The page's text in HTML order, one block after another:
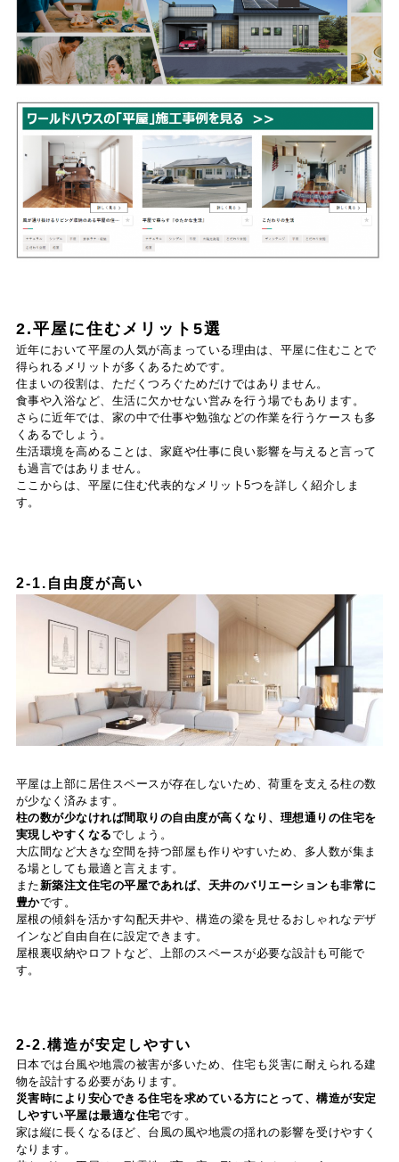
2.平屋に住むメリット5選
近年において平屋の人気が高まっている理由は、平屋に住むことで
得られるメリットが多くあるためです。
住まいの役割は、ただくつろぐためだけではありません。
食事や入浴など、生活に欠かせない営みを行う場でもあります。
さらに近年では、家の中で仕事や勉強などの作業を行うケースも多
くあるでしょう。
生活環境を高めることは、家庭や仕事に良い影響を与えると言って
も過言ではありません。
ここからは、平屋に住む代表的なメリット5つを詳しく紹介しま
す。
2-1.自由度が高い
平屋は上部に居住スペースが存在しないため、荷重を支える柱の数
が少なく済みます。
柱の数が少なければ間取りの自由度が高くなり、理想通りの住宅を
実現しやすくなるでしょう。
大広間など大きな空間を持つ部屋も作りやすいため、多人数が集ま
る場としても最適と言えます。
また新築注文住宅の平屋であれば、天井のバリエーションも非常に
豊かです。
屋根の傾斜を活かす勾配天井や、構造の梁を見せるおしゃれなデザ
インなど自由自在に設定できます。
屋根裏収納やロフトなど、上部のスペースが必要な設計も可能で
す。
2-2.構造が安定しやすい
日本では台風や地震の被害が多いため、住宅も災害に耐えられる建
物を設計する必要があります。
災害時により安心できる住宅を求めている方にとって、構造が安定
しやすい平屋は最適な住宅です。
家は縦に長くなるほど、台風の風や地震の揺れの影響を受けやすく
なります。